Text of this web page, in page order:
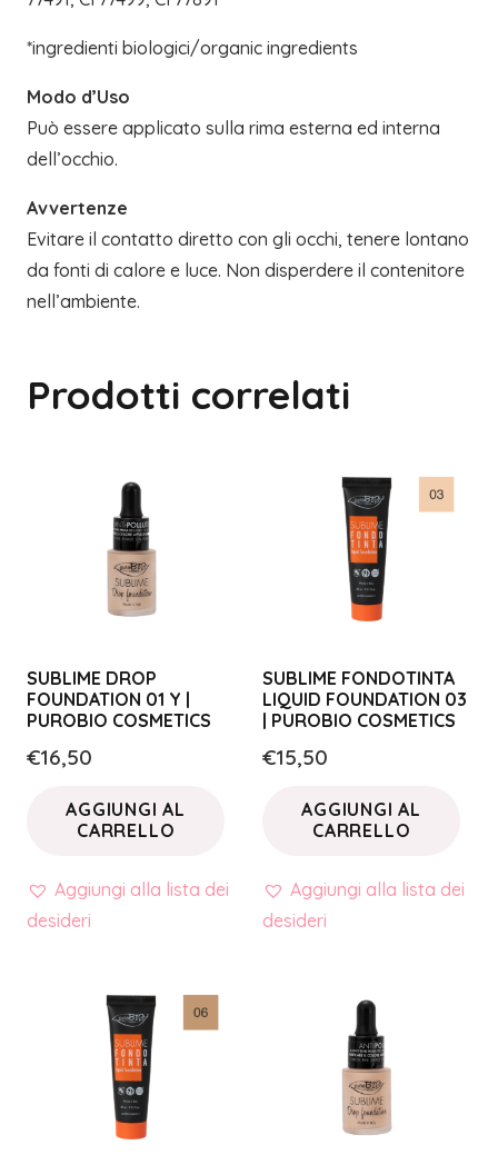
*ingredienti biologici/organic ingredients
Modo d’Uso
Può essere applicato sulla rima esterna ed interna
dell’occhio.
Avvertenze
Evitare il contatto diretto con gli occhi, tenere lontano
da fonti di calore e luce. Non disperdere il contenitore
nell’ambiente.
Prodotti correlati
SUBLIME DROP
FOUNDATION 01 Y |
PUROBIO COSMETICS
€16,50
AGGIUNGI AL
CARRELLO
Aggiungi alla lista dei
desideri
SUBLIME FONDOTINTA
LIQUID FOUNDATION 03
| PUROBIO COSMETICS
€15,50
AGGIUNGI AL
CARRELLO
Aggiungi alla lista dei
desideri